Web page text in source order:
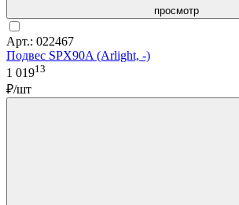
просмотр
Арт.: 022467
Подвес SPX90A (Arlight, -)
1 01913
₽/шт